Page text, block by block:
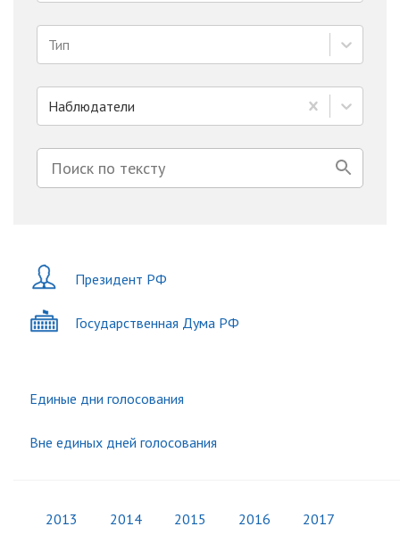
Тип
Наблюдатели
Президент РФ
Государственная Дума РФ
Единые дни голосования
Вне единых дней голосования
2013 2014 2015 2016 2017